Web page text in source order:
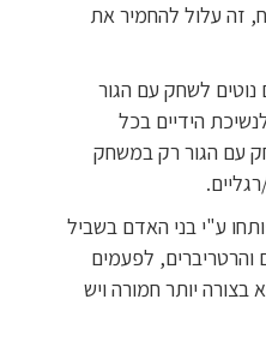
זה עלול להחמיר את
נוטים לשחק עם הגור
הידיים בכל
עם הגור רק במשחק
ע"י בני האדם בשביל
לפעמים
יותר חמורה ויש